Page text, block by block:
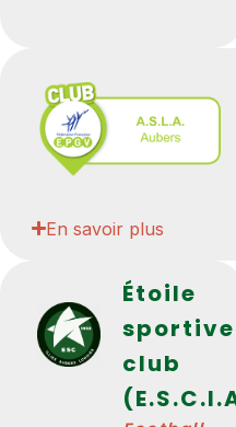
En savoir plus
Étoile
sportive
club